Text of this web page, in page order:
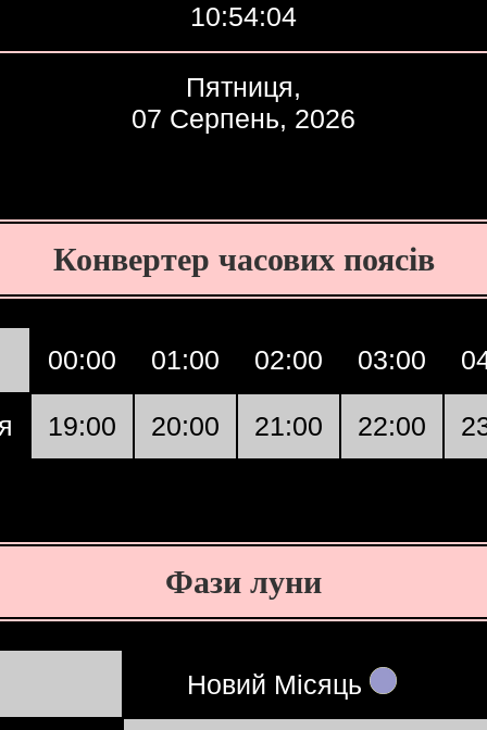
10:54:05
Пятниця,
07 Серпень, 2026
Конвертер часових поясів
00:00 01:00 02:00 03:00
19:00 20:00 21:00 22:00
Фази луни
Новий Місяць